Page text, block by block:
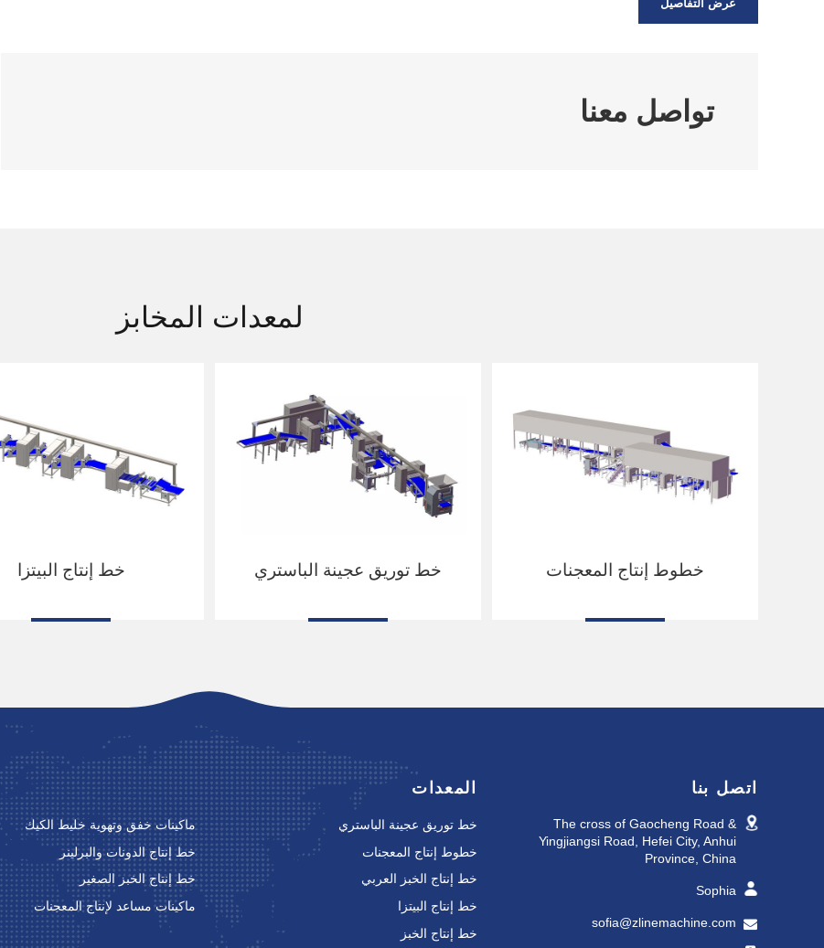
عرض التفاصيل
تواصل معنا
لمعدات المخابز
خطوط إنتاج المعجنات خط توريق عجينة الباستري خط إنتاج البيتزا
اتصل بنا
The cross of Gaocheng Road &
Yingjiangsi Road, Hefei City, Anhui
Province, China
Sophia
sofia@zlinemachine.com
المعدات
خط توريق عجينة الباستري
خطوط إنتاج المعجنات
خط إنتاج الخبز العربي
خط إنتاج البيتزا
خط إنتاج الخبز
ماكينات خفق وتهوية خليط الكيك
خط إنتاج الدونات والبرلينر
خط إنتاج الخبز الصغير
ماكينات مساعد لإنتاج المعجنات